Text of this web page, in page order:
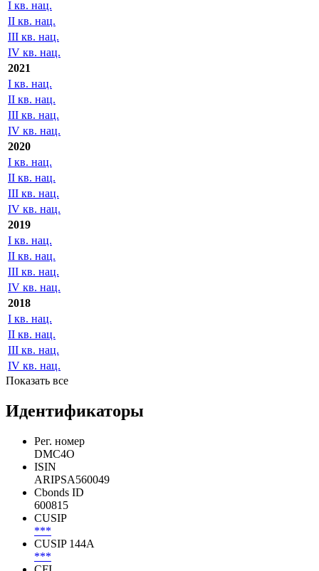
III кв. нац.
IV кв. нац.
2022
I кв. нац.
II кв. нац.
III кв. нац.
IV кв. нац.
2021
I кв. нац.
II кв. нац.
III кв. нац.
IV кв. нац.
2020
I кв. нац.
II кв. нац.
III кв. нац.
IV кв. нац.
2019
I кв. нац.
II кв. нац.
III кв. нац.
IV кв. нац.
2018
I кв. нац.
II кв. нац.
IV кв. нац.
Идентификаторы
Рег. номер
DMC4O
ISIN
ARIPSA560049
Cbonds ID
600815
CUSIP